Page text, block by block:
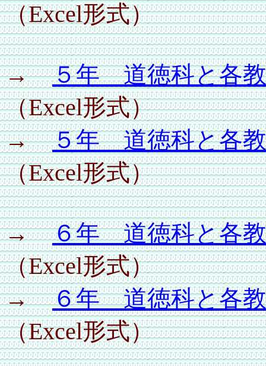
（Excel形式）
→５年 道徳科と各
（Excel形式）
→５年 道徳科と各
（Excel形式）
→６年 道徳科と各
（Excel形式）
→６年 道徳科と各
（Excel形式）